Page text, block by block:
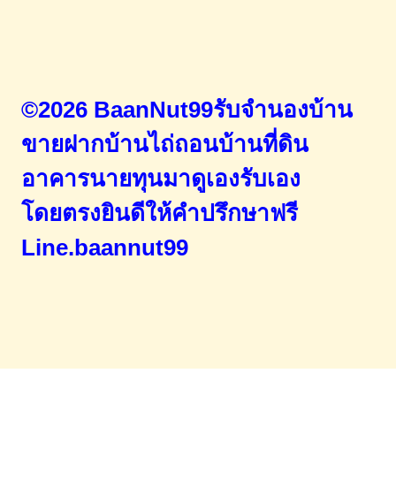
©2026 BaanNut99รับจำนองบ้าน
ขายฝากบ้านไถ่ถอนบ้านที่ดิน
อาคารนายทุนมาดูเองรับเอง
โดยตรงยินดีให้คำปรึกษาฟรี
Line.baannut99